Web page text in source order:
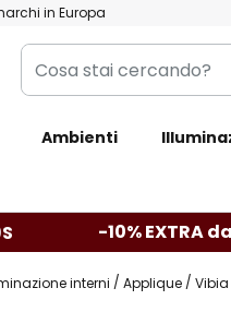
in Europa
Cosa
stai
Ambienti
-10% EXTRA
interni Applique